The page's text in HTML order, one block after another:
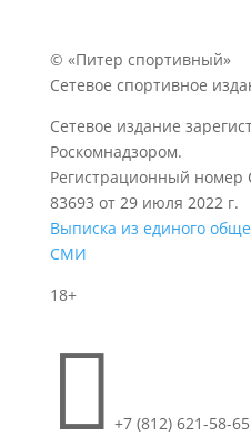
© «Питер спортивный»
Сетевое спортивное
Сетевое издание
Роскомнадзором.
Регистрационный
83693 от 29 июля 2022 г.
Выписка из единого
СМИ
18+
 +7 (812) 621-58-65